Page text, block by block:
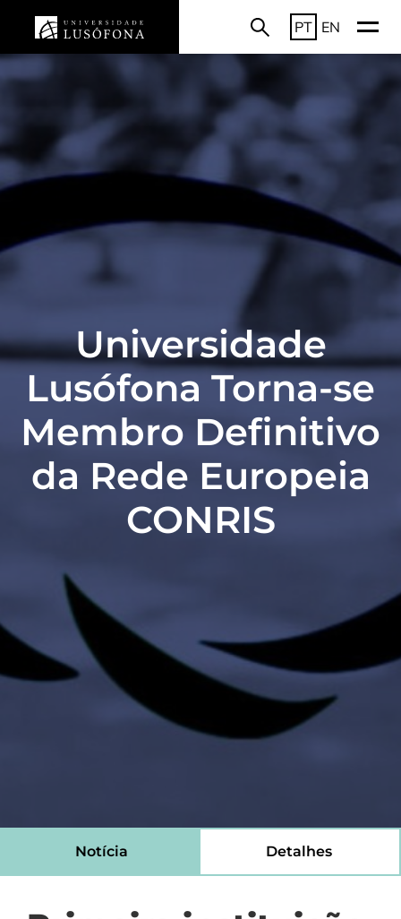
PT EN
Universidade
Lusófona Torna-se
Membro Definitivo
da Rede Europeia
CONRIS
Notícia Detalhes